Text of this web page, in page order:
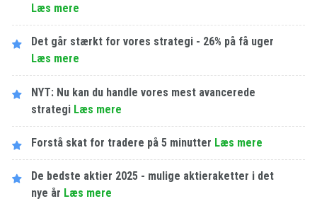
Læs mere
Det går stærkt for vores strategi - 26% på få uger
Læs mere
NYT: Nu kan du handle vores mest avancerede
strategi Læs mere
Forstå skat for tradere på 5 minutter Læs mere
De bedste aktier 2025 - mulige aktieraketter i det
nye år Læs mere